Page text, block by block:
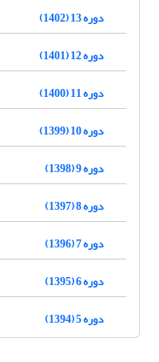
دوره 13 (1402)
دوره 12 (1401)
دوره 11 (1400)
دوره 10 (1399)
دوره 9 (1398)
دوره 8 (1397)
دوره 7 (1396)
دوره 6 (1395)
دوره 5 (1394)